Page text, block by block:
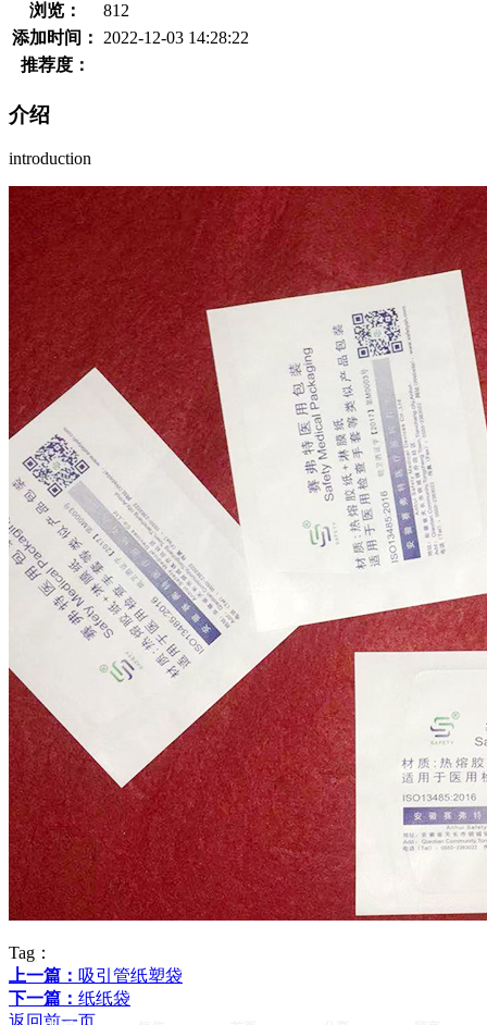
浏览：
812
添加时间：
2022-12-03 14:28:22
推荐度：
介绍
introduction
Tag：
上一篇： 吸引管纸塑袋
下一篇： 纸纸袋